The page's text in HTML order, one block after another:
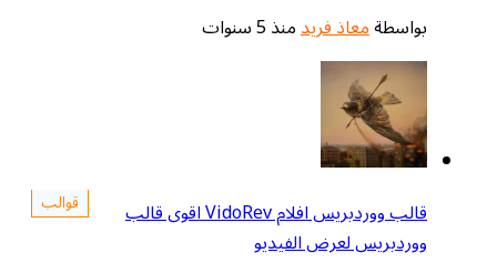
معاذ فريدمنذ 5 سنوات
قوالب قالب ووردبريس افلام VidoRev اقوى قالب
لعرض الفيديو